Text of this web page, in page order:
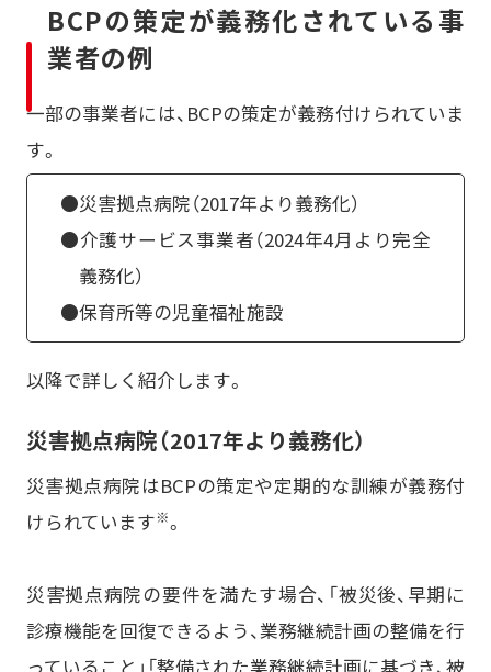
BCPの策定が義務化されている事
業者の例
一部の事業者には、BCPの策定が義務付けられていま
す。
●災害拠点病院（2017年より義務化）
●介護サービス事業者（2024年4月より完全
義務化）
●保育所等の児童福祉施設
以降で詳しく紹介します。
災害拠点病院（2017年より義務化）
災害拠点病院はBCPの策定や定期的な訓練が義務付
けられています※。
災害拠点病院の要件を満たす場合、「被災後、早期に
診療機能を回復できるよう、業務継続計画の整備を行
っていること」「整備された業務継続計画に基づき、被